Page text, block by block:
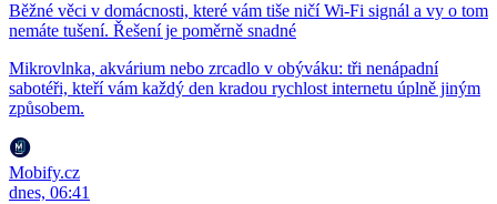
Běžné věci v domácnosti, které vám tiše ničí Wi-Fi signál a vy o tom
nemáte tušení. Řešení je poměrně snadné
Mikrovlnka, akvárium nebo zrcadlo v obýváku: tři nenápadní
sabotéři, kteří vám každý den kradou rychlost internetu úplně jiným
způsobem.
Mobify.cz
dnes, 06:41